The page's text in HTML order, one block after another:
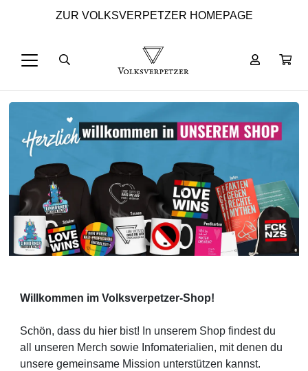
ZUR VOLKSVERPETZER HOMEPAGE
Willkommen im Volksverpetzer-Shop!
Schön, dass du hier bist! In unserem Shop findest du
all unseren Merch sowie Infomaterialien, mit denen du
unsere gemeinsame Mission unterstützen kannst.